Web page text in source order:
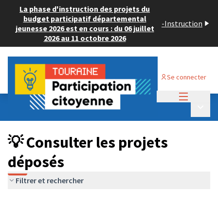
La phase d'instruction des projets du
budget participatif départemental
jeunesse 2026 est en cours : du 06 juillet
2026 au 11 octobre 2026
-Instruction
Se connecter
Budget Participatif JEUNESSE 2024
💡 Consulter les projets déposés
💡 Consulter les projets
déposés
Filtrer et rechercher